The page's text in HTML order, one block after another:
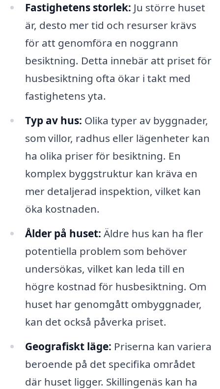
Fastighetens storlek: Ju större huset
är, desto mer tid och resurser krävs
för att genomföra en noggrann
besiktning. Detta innebär att priset för
husbesiktning ofta ökar i takt med
fastighetens yta.
Typ av hus: Olika typer av byggnader,
som villor, radhus eller lägenheter kan
ha olika priser för besiktning. En
komplex byggstruktur kan kräva en
mer detaljerad inspektion, vilket kan
öka kostnaden.
Ålder på huset: Äldre hus kan ha fler
potentiella problem som behöver
undersökas, vilket kan leda till en
högre kostnad för husbesiktning. Om
huset har genomgått ombyggnader,
kan det också påverka priset.
Geografiskt läge: Priserna kan variera
beroende på det specifika området
där huset ligger. Skillingenäs kan ha